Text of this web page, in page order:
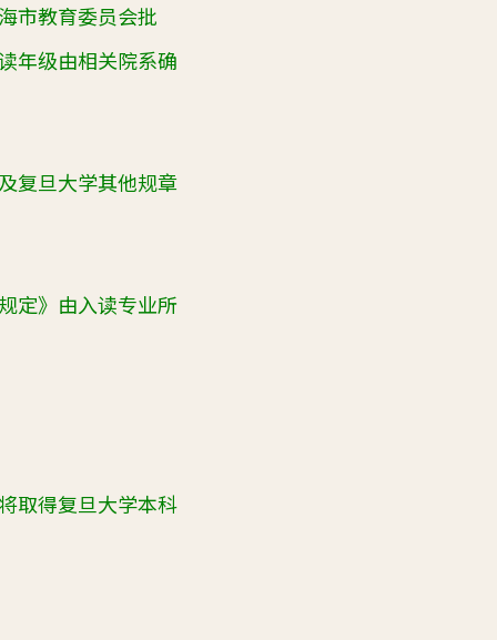
市教育委员会批
年级由相关院系确
复旦大学其他规章
定》由入读专业所
取得复旦大学本科